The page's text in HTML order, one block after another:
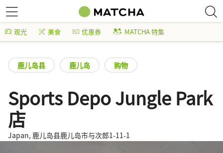
观光 美食 优惠券 MATCHA 特集
鹿儿岛县 鹿儿岛 购物
Sports Depo Jungle Park
店
Japan, 鹿儿岛县鹿儿岛市与次郎1-11-1